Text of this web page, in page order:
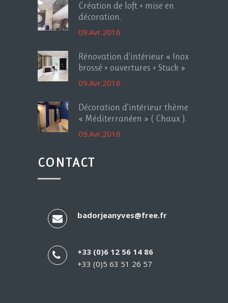
Création de loft + mise en
décoration.
09.Avr.2016
Rénovation d’intérieur « Inox
brossé + ouvertures + Stuck »
09.Avr.2016
Décoration d’intérieur thème
« Méditerranéen » ( Chaux ).
09.Avr.2016
CONTACT
badorjeanyves@free.fr
+33 (0)6 12 56 14 86
+33 (0)5 63 51 26 57